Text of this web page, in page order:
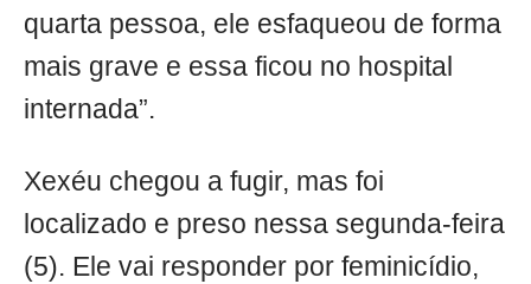
quarta pessoa, ele esfaqueou de forma
mais grave e essa ficou no hospital
internada”.
Xexéu chegou a fugir, mas foi
localizado e preso nessa segunda-feira
(5). Ele vai responder por feminicídio,